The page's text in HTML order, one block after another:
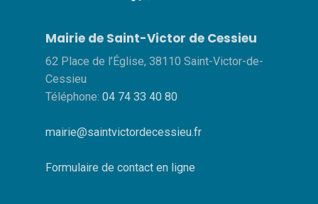
Mairie de Saint-Victor de Cessieu
62 Place de l’Église, 38110 Saint-Victor-de-
Cessieu
Téléphone: 04 74 33 40 80
mairie@saintvictordecessieu.fr
Formulaire de contact en ligne